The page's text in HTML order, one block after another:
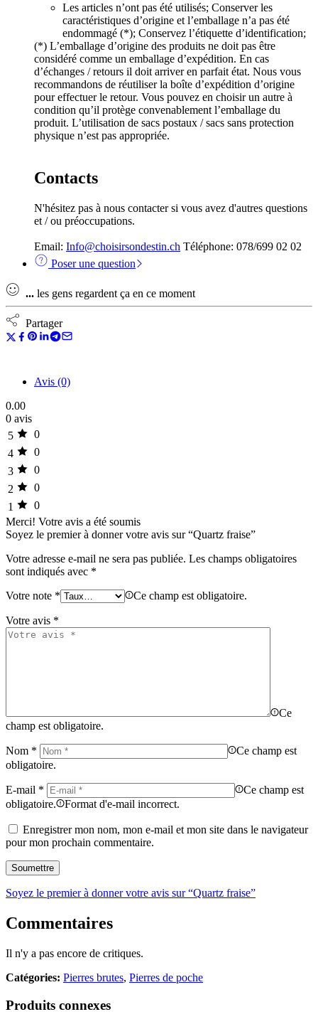
Les articles n’ont pas été utilisés; Conserver les
caractéristiques d’origine et l’emballage n’a pas été
endommagé (*); Conservez l’étiquette d’identification;
(*) L’emballage d’origine des produits ne doit pas être
considéré comme un emballage d’expédition. En cas
d’échanges / retours il doit arriver en parfait état. Nous vous
recommandons de réutiliser la boîte d’expédition d’origine
pour effectuer le retour. Vous pouvez en choisir un autre à
condition qu’il protège convenablement l’emballage du
produit. L’utilisation de sacs postaux / sacs sans protection
physique n’est pas appropriée.
Contacts
N'hésitez pas à nous contacter si vous avez d'autres questions
et / ou préoccupations.
Email: Info@choisirsondestin.ch Téléphone: 078/699 02 02
Poser une question
... les gens regardent ça en ce moment
Partager
Avis (0)
0.00
0 avis
5
0
4
0
3
0
2
0
1
0
Merci! Votre avis a été soumis
Soyez le premier à donner votre avis sur “Quartz fraise”
Votre adresse e-mail ne sera pas publiée. Les champs obligatoires
sont indiqués avec *
Votre note * Ce champ est obligatoire.
Votre avis *
Ce
champ est obligatoire.
Nom *
Ce champ est
obligatoire.
E-mail *
Ce champ est
obligatoire.
Format d'e-mail incorrect.
Enregistrer mon nom, mon e-mail et mon site dans le navigateur
pour mon prochain commentaire.
Soyez le premier à donner votre avis sur “Quartz fraise”
Commentaires
Il n'y a pas encore de critiques.
Catégories: Pierres brutes, Pierres de poche
Produits connexes